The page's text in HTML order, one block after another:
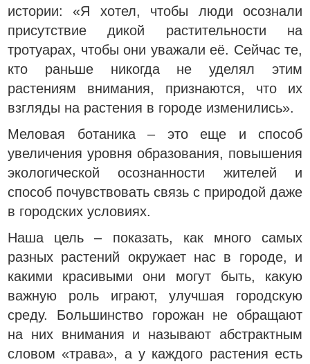
истории: «Я хотел, чтобы люди осознали
присутствие дикой растительности на
тротуарах, чтобы они уважали её. Сейчас те,
кто раньше никогда не уделял этим
растениям внимания, признаются, что их
взгляды на растения в городе изменились».
Меловая ботаника – это еще и способ
увеличения уровня образования, повышения
экологической осознанности жителей и
способ почувствовать связь с природой даже
в городских условиях.
Наша цель – показать, как много самых
разных растений окружает нас в городе, и
какими красивыми они могут быть, какую
важную роль играют, улучшая городскую
среду. Большинство горожан не обращают
на них внимания и называют абстрактным
словом «трава», а у каждого растения есть